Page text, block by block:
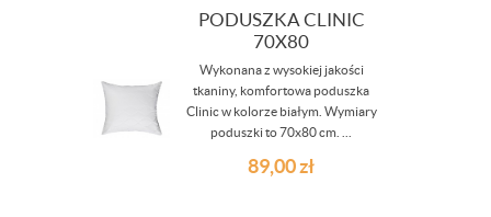
PODUSZKA CLINIC
70X80
Wykonana z wysokiej jakości
tkaniny, komfortowa poduszka
Clinic w kolorze białym. Wymiary
poduszki to 70x80 cm. ...
89,00zł